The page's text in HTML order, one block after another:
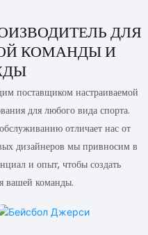
ДЛЯ
КОМАНДЫ И
поставщиком настраиваемой
для любого вида спорта.
отличает нас от
дизайнеров мы привносим в
и опыт, чтобы создать
вашей команды.